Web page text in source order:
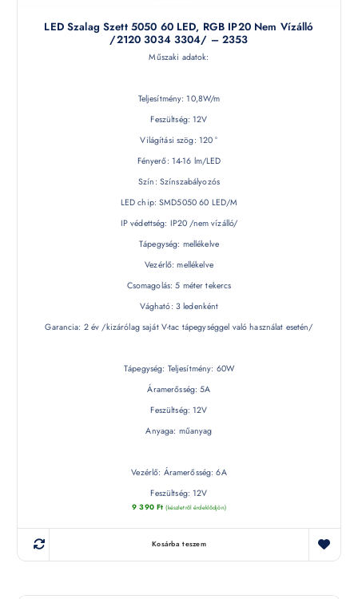
LED Szalag Szett 5050 60 LED, RGB IP20 Nem Vízálló
/2120 3034 3304/ – 2353
Műszaki adatok:
Teljesítmény: 10,8W/m
Feszültség: 12V
Világítási szög: 120 °
Fényerő: 14-16 lm/LED
Szín: Színszabályozós
LED chip: SMD5050 60 LED/M
IP védettség: IP20 /nem vízálló/
Tápegység: mellékelve
Vezérlő: mellékelve
Csomagolás: 5 méter tekercs
Vágható: 3 ledenként
Garancia: 2 év /kizárólag saját V-tac tápegységgel való használat esetén/
Tápegység: Teljesítmény: 60W
Áramerősség: 5A
Feszültség: 12V
Anyaga: műanyag
Vezérlő: Áramerősség: 6A
Feszültség: 12V
9 390 Ft (készletről érdeklődjön)
Kosárba teszem